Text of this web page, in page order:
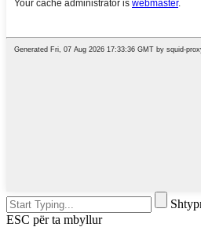
ESC për ta mbyllur